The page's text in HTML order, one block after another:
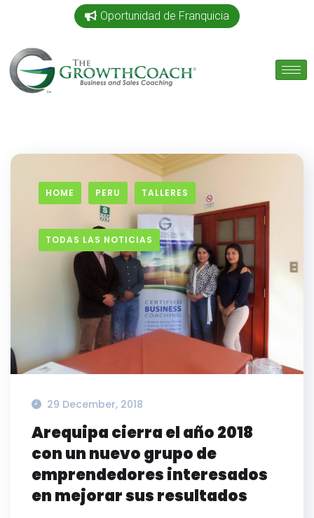
Oportunidad de Franquicia
HOME PERU TALLERES
TODAS LAS NOTICIAS
29 December, 2018
Arequipa cierra el año 2018
con un nuevo grupo de
emprendedores interesados
en mejorar sus resultados